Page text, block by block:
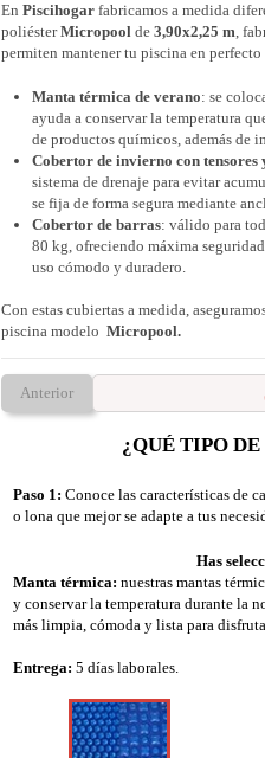
En Piscihogarfabricamos a medida
poliésterMicropool de 3,90x2,25 m,
permiten mantener tu piscina en
Manta térmica de verano: se
ayuda a conservar la temperatura
de productos químicos, además de
Cobertor de invierno con tensores
sistema de drenaje para evitar
se fija de forma segura mediante
Cobertor de barras: válido para
80 kg, ofreciendo máxima
uso cómodo y duradero.
Con estas cubiertas a medida,
piscina modelo Micropool.
Anterior
¿QUÉ TIPO
Paso 1: Conoce las características de
o lona que mejor se adapte a tus
Has
Manta térmica: nuestras mantas
y conservar la temperatura durante la
más limpia, cómoda y lista para
Entrega: 5 días laborales.